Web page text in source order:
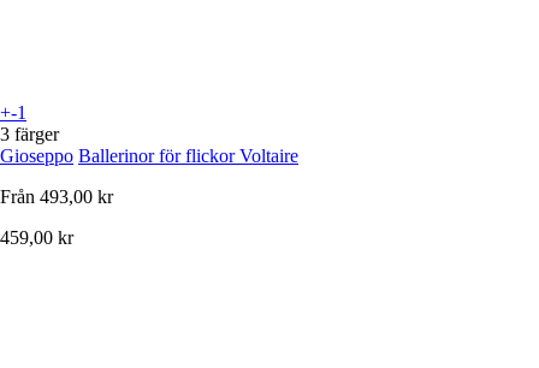
+-1
3 färger
Gioseppo Ballerinor för flickor Voltaire
Från 493,00 kr
459,00 kr